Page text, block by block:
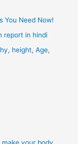
You Need Now!
report in hindi
height, Age,
your body